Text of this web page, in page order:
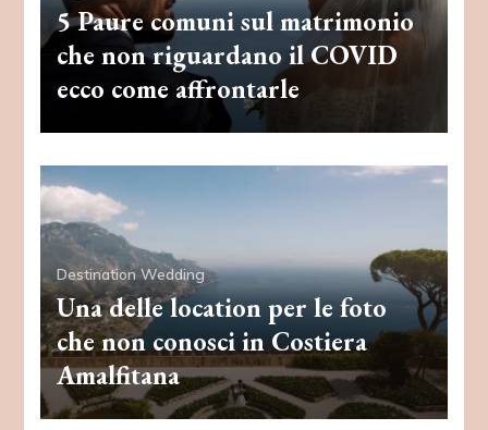
5 Paure comuni sul matrimonio
che non riguardano il COVID
ecco come affrontarle
Destination Wedding
Una delle location per le foto
che non conosci in Costiera
Amalfitana